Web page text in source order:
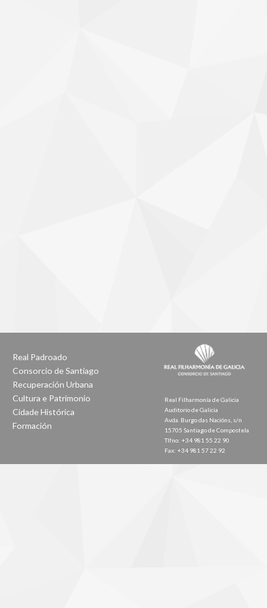
Real Padroado
Consorcio de Santiago
Recuperación Urbana
Cultura e Patrimonio
Cidade Histórica
Formación
Real Filharmonía de Galicia
Auditorio de Galicia
Avda. Burgo das Nacións, s/n
15705 Santiago de Compostela
Tlfno: +34 981 55 22 90
Fax: +34 981 57 22 92